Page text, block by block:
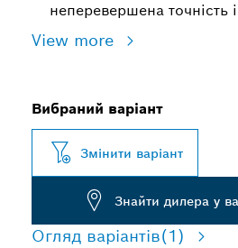
неперевершена точність
View more
Вибраний варіант
Змінити варіант
Знайти дилера у
Огляд варіантів(1)